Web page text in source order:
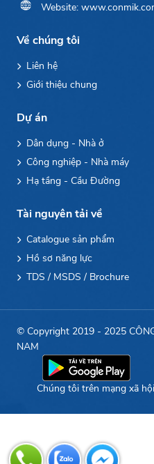
Website:
Về chúng tôi
Liên hệ
Giới thiệu chung
Dự án
Dân dụng - Nhà ở
Công nghiệp - Nhà máy
Hạ tầng - Cầu Đường
Tài nguyên tải về
Catalogue sản phẩm
Hồ sơ năng lực
TDS / MSDS / Brochure
© Copyright 2019 - 2025
NAM
Chúng tôi trên mạng xã hội